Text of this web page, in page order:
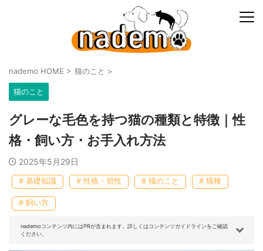
nademo HOME > 猫のこと >
猫のこと
グレーな毛色を持つ猫の種類と特徴｜性
格・飼い方・お手入れ方法
2025年5月29日
# 基礎知識 # 性格・習性 # 猫のこと # 猫種
# 飼い方
nademoコンテンツ内にはPRが含まれます。詳しくはコンテンツガイドラインをご確認
ください。